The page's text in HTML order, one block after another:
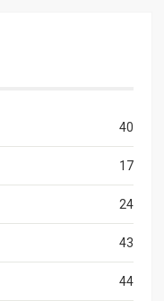
40
17
24
43
44